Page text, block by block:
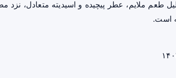
طعم ملایم، عطر پیچیده و اسیدیته متعادل،
است.